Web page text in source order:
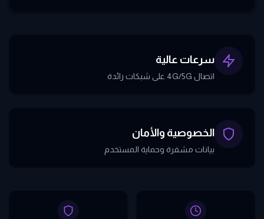
سرعات عالية
اتصال 4G/5G على شبكات رائدة
الخصوصية والأمان
بيانات مشفرة وحماية المستخدم